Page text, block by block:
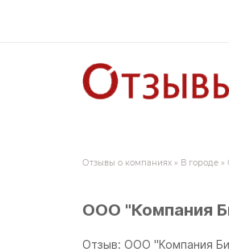
Отзывы о компаниях » В городе »
ООО "Компания
Отзыв: ООО "Компания